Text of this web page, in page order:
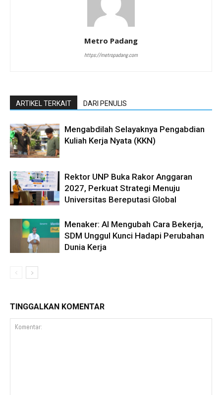
Metro Padang
https://metropadang.com
ARTIKEL TERKAIT DARI PENULIS
Mengabdilah Selayaknya Pengabdian
Kuliah Kerja Nyata (KKN)
Rektor UNP Buka Rakor Anggaran
2027, Perkuat Strategi Menuju
Universitas Bereputasi Global
Menaker: AI Mengubah Cara Bekerja,
SDM Unggul Kunci Hadapi Perubahan
Dunia Kerja
TINGGALKAN KOMENTAR